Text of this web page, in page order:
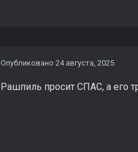
Опубликовано 24 августа, 2025
Рашпиль просит СПАС, а его